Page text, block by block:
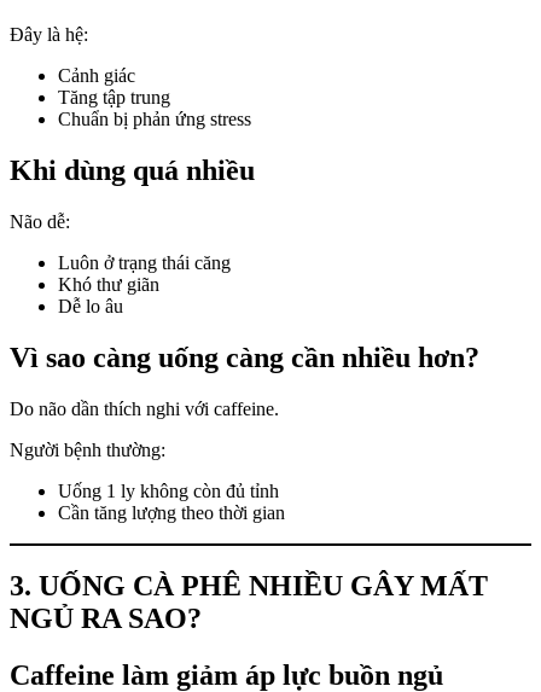
Đây là hệ:
Cảnh giác
Tăng tập trung
Chuẩn bị phản ứng stress
Khi dùng quá nhiều
Não dễ:
Luôn ở trạng thái căng
Khó thư giãn
Dễ lo âu
Vì sao càng uống càng cần nhiều hơn?
Do não dần thích nghi với caffeine.
Người bệnh thường:
Uống 1 ly không còn đủ tỉnh
Cần tăng lượng theo thời gian
3. UỐNG CÀ PHÊ NHIỀU GÂY MẤT
NGỦ RA SAO?
Caffeine làm giảm áp lực buồn ngủ